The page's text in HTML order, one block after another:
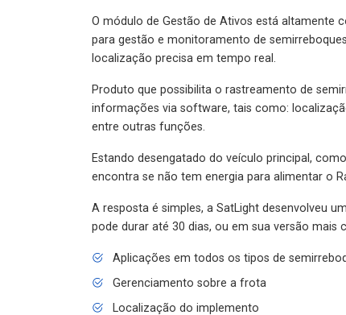
O módulo de Gestão de Ativos está altamente
para gestão e monitoramento de
localização precisa em tempo real.
Produto que possibilita o rastreamento de
informações via software, tais como:
entre outras funções.
Estando desengatado do veículo principal,
encontra se não tem energia para alimentar o
A resposta é simples, a SatLight desenvolveu
pode durar até 30 dias, ou em sua versão mais
Aplicações em todos os tipos de
Gerenciamento sobre a frota
Localização do implemento